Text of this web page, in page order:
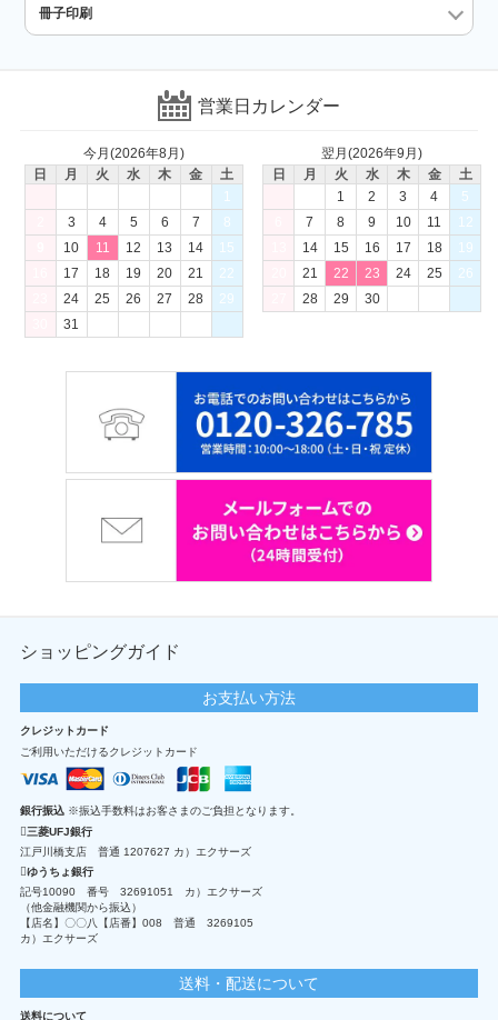
冊子印刷
営業日カレンダー
今月(2026年8月)
日
月 火 水 木 金
土
1
3 4 5 6 7
8
10 11 12 13 14
15
17 18 19 20 21
22
24 25 26 27 28
29
31
翌月(2026年9月)
日
月 火 水 木 金
土
1
2 3 4
5
7 8 9 10 11
12
14 15 16 17 18
19
21 22 23 24 25
26
28 29 30
ショッピングガイド
お支払い方法
クレジットカード
ご利用いただけるクレジットカード
銀行振込 ※振込手数料はお客さまのご負担となります。
三菱UFJ銀行
江戸川橋支店 普通 1207627 カ）エクサーズ
ゆうちょ銀行
記号10090 番号 32691051 カ）エクサーズ
（他金融機関から振込）
【店名】〇〇八【店番】008 普通 3269105
カ）エクサーズ
送料・配送について
送料について